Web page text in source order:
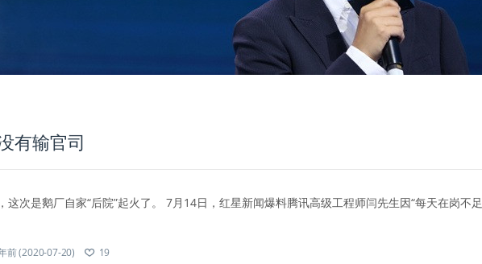
有输官司
这次是鹅厂自家“后院”起火了。 7月14日，红星新闻爆料腾讯高级工程师闫先生因“每天在岗不足
前 (2020-07-20) 19